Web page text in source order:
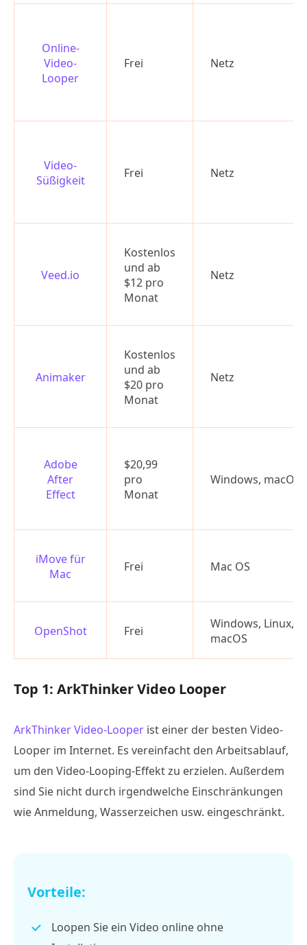
Online-
Video-
Looper
Frei Netz
Video-
Süßigkeit
Frei Netz
Veed.io
Kostenlos
und ab
$12 pro
Monat
Netz
Animaker
Kostenlos
und ab
$20 pro
Monat
Netz
Adobe
After
Effect
$20,99
pro
Monat
Windows, macOS
iMove für
Mac
Frei Mac OS
OpenShot Frei
Windows, Linux,
macOS
Top 1: ArkThinker Video Looper
ArkThinker Video-Looper ist einer der besten Video-
Looper im Internet. Es vereinfacht den Arbeitsablauf,
um den Video-Looping-Effekt zu erzielen. Außerdem
sind Sie nicht durch irgendwelche Einschränkungen
wie Anmeldung, Wasserzeichen usw. eingeschränkt.
Vorteile:
Loopen Sie ein Video online ohne